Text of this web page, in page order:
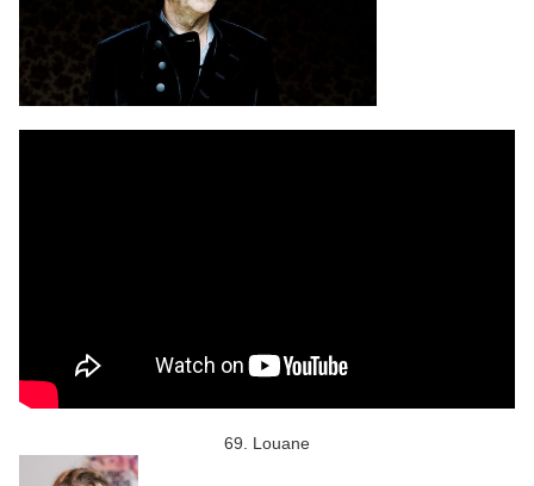
69. Louane